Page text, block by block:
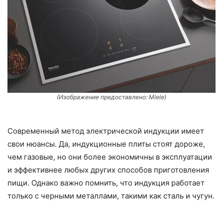
(Изображение предоставлено: Miele)
Современный метод электрической индукции имеет
свои нюансы. Да, индукционные плиты стоят дороже,
чем газовые, но они более экономичны в эксплуатации
и эффективнее любых других способов приготовления
пищи. Однако важно помнить, что индукция работает
только с черными металлами, такими как сталь и чугун.